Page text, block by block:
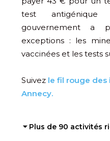
test
gouvernement a
exceptions : les
vaccinées et les tests
Suivez le fil rouge des
Annecy.
⏷ Plus de 90 activités